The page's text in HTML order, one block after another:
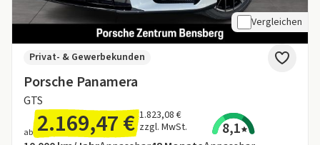
Vergleichen
Porsche Panamera
GTS
Privat- & Gewerbekunden
ab 2.169,47 € 1.823,08 €
zzgl. MwSt.
8,1